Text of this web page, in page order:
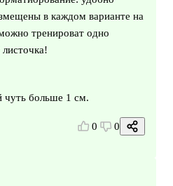
в каждом варианте на
тренироват одно
чуть больше 1 см.
0 0